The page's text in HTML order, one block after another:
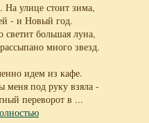
улице стоит зима,
- и Новый год.
светит большая луна,
много звезд.
идем из кафе.
меня под руку взяла -
переворот в ...